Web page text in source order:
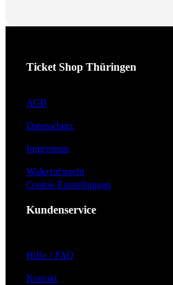
Ticket Shop Thüringen
AGB
Datenschutz
Impressum
Widerrufsrecht
Cookie-Einstellungen
Kundenservice
Hilfe / FAQ
Kontakt